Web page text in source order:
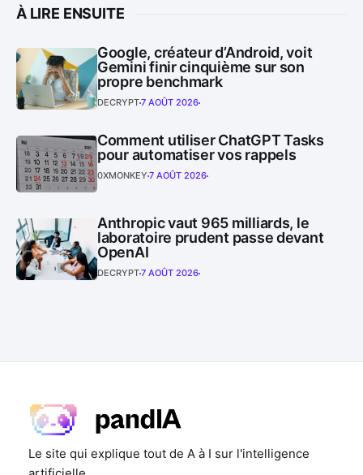
À LIRE ENSUITE
Google, créateur d’Android, voit
Gemini finir cinquième sur son
propre benchmark
DECRYPT7 AOÛT 2026
Comment utiliser ChatGPT Tasks
pour automatiser vos rappels
0XMONKEY 7 AOÛT 2026
Anthropic vaut 965 milliards, le
laboratoire prudent passe devant
OpenAI
DECRYPT7 AOÛT 2026
Le site qui explique tout de A à I sur l'intelligence